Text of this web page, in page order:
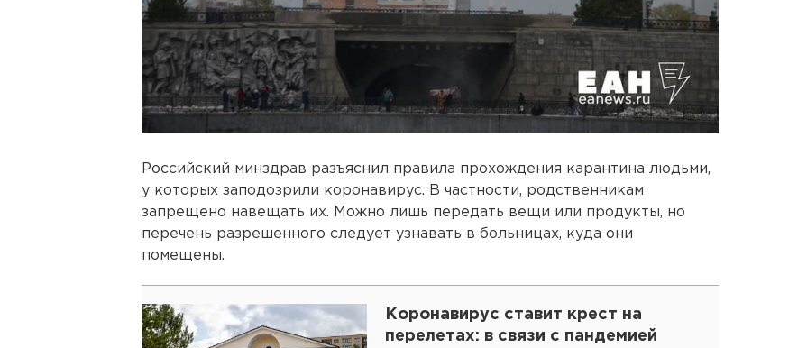
Российский минздрав разъяснил правила прохождения карантина людьми,
у которых заподозрили коронавирус. В частности, родственникам
запрещено навещать их. Можно лишь передать вещи или продукты, но
перечень разрешенного следует узнавать в больницах, куда они
помещены.
Коронавирус ставит крест на
перелетах: в связи с пандемией